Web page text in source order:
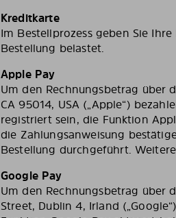
Kreditkarte
Im Bestellprozess geben Sie
Bestellung belastet.
Apple Pay
Um den Rechnungsbetrag über
CA 95014, USA („Apple“)
registriert sein, die Funktion
die Zahlungsanweisung
Bestellung durchgeführt.
Google Pay
Um den Rechnungsbetrag über
Street, Dublin 4, Irland